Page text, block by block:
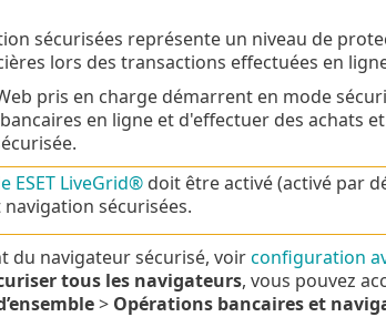
sécurisées représente un niveau de
lors des transactions effectuées en
pris en charge démarrent en mode
en ligne et d'effectuer des achats
ESET LiveGrid®doit être activé (activé par
sécurisées.
du navigateur sécurisé, voirconfiguration
tous les navigateurs, vous pouvez
> Opérations bancaires et